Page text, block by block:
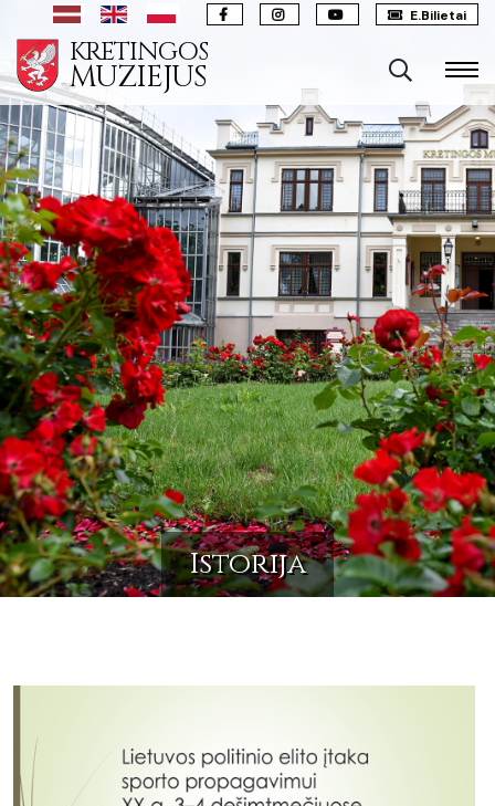
KRETINGOS
MUZIEJUS
E.Bilietai
Istorija